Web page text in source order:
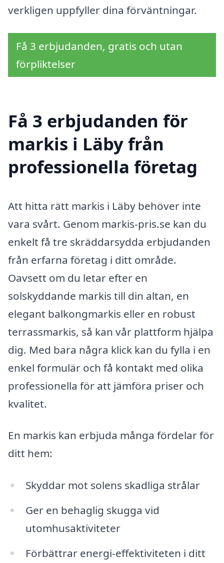
verkligen uppfyller dina förväntningar.
Få 3 erbjudanden, gratis och utan
förpliktelser
Få 3 erbjudanden för
markis i Läby från
professionella företag
Att hitta rätt markis i Läby behöver inte
vara svårt. Genom markis-pris.se kan du
enkelt få tre skräddarsydda erbjudanden
från erfarna företag i ditt område.
Oavsett om du letar efter en
solskyddande markis till din altan, en
elegant balkongmarkis eller en robust
terrassmarkis, så kan vår plattform hjälpa
dig. Med bara några klick kan du fylla i en
enkel formulär och få kontakt med olika
professionella för att jämföra priser och
kvalitet.
En markis kan erbjuda många fördelar för
ditt hem:
Skyddar mot solens skadliga strålar
Ger en behaglig skugga vid
utomhusaktiviteter
Förbättrar energi-effektiviteten i ditt